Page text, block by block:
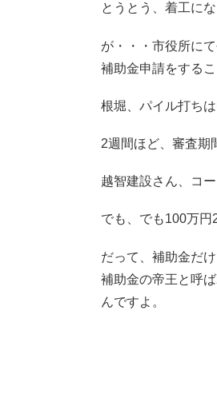
とうとう、着工に
が・・・市役所に
補助金申請をするこ
根堀、パイル打ち
2週間ほど、審査期
越智建設さん、コ
でも、でも100万円
だって、補助金だ
補助金の帝王と呼
んですよ。